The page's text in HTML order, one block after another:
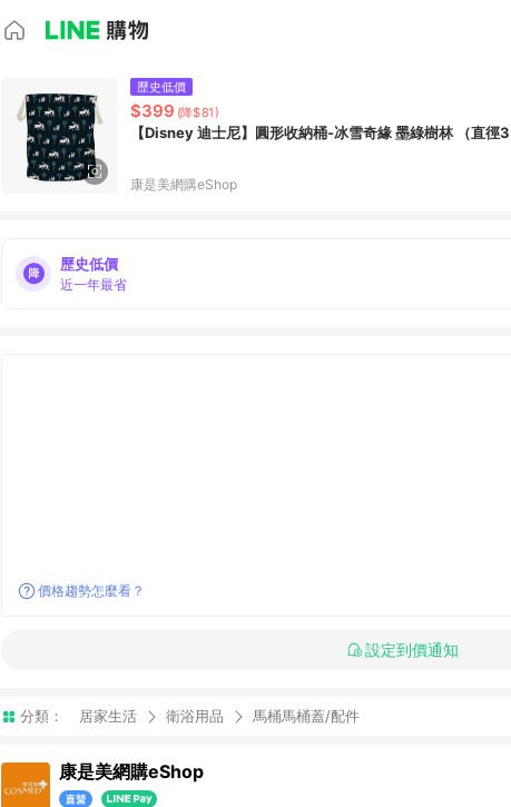
歷史低價
$399 (降$81)
【Disney 迪士尼】圓形收納桶-冰雪奇緣 墨綠樹林 （直
康是美網購eShop
歷史低價
近一年最省
價格趨勢怎麼看？
設定到價通知
分類： 居家生活 衛浴用品 馬桶馬桶蓋/配件
康是美網購eShop